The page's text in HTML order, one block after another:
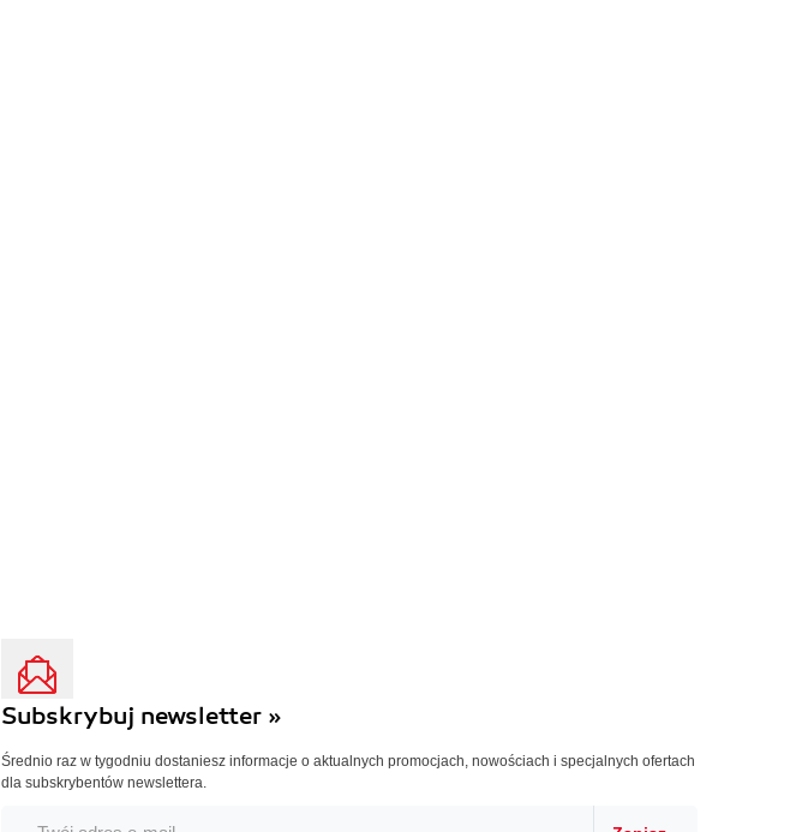
Subskrybuj newsletter »
Średnio raz w tygodniu dostaniesz informacje o aktualnych promocjach, nowościach i specjalnych ofertach
dla subskrybentów newslettera.